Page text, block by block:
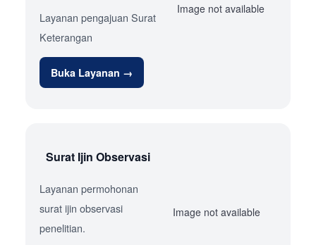
Layanan pengajuan Surat
Keterangan
Buka Layanan →
Image not available
Surat Ijin Observasi
Layanan permohonan
surat ijin observasi
penelitian.
Image not available